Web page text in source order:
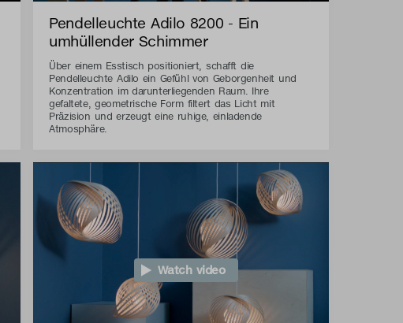
Pendelleuchte Adilo 8200 - Ein
umhüllender Schimmer
Über einem Esstisch positioniert, schafft die
Pendelleuchte Adilo ein Gefühl von Geborgenheit und
Konzentration im darunterliegenden Raum. Ihre
gefaltete, geometrische Form filtert das Licht mit
Präzision und erzeugt eine ruhige, einladende
Atmosphäre.
Watch video